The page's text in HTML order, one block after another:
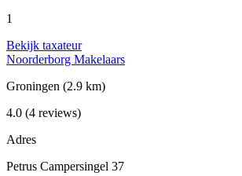
1
Bekijk taxateur
Noorderborg Makelaars
Groningen (2.9 km)
4.0 (4 reviews)
Adres
Petrus Campersingel 37